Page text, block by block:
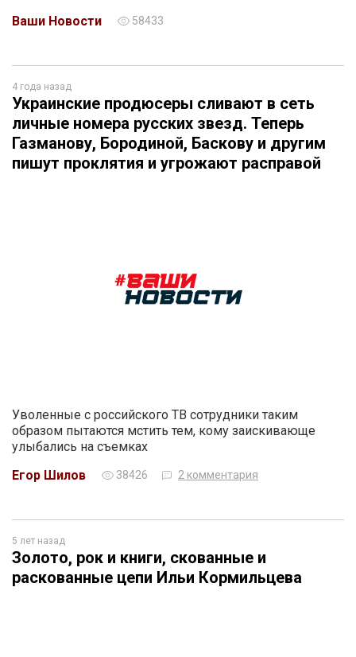
Ваши Новости
58433
4 года назад
Украинские продюсеры сливают в сеть
личные номера русских звезд. Теперь
Газманову, Бородиной, Баскову и другим
пишут проклятия и угрожают расправой
Уволенные с российского ТВ сотрудники таким
образом пытаются мстить тем, кому заискивающе
улыбались на съемках
Егор Шилов
38426 2 комментария
5 лет назад
Золото, рок и книги, скованные и
раскованные цепи Ильи Кормильцева